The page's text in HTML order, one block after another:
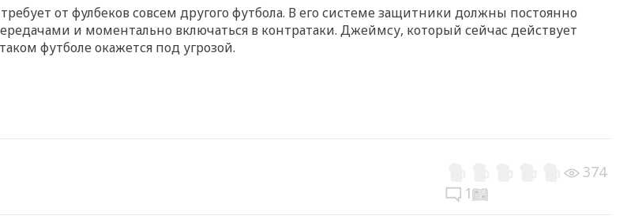
от фулбеков совсем другого футбола. В его системе защитники должны постоянно
и моментально включаться в контратаки. Джеймсу, который сейчас действует
футболе окажется под угрозой.
374
1